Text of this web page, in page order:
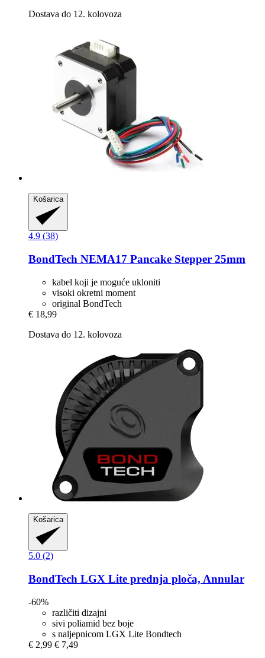
Dostava do 12. kolovoza
Košarica
4.9 (38)
BondTech NEMA17 Pancake Stepper 25mm
kabel koji je moguće ukloniti
visoki okretni moment
original BondTech
€ 18,99
Dostava do 12. kolovoza
Košarica
5.0 (2)
BondTech LGX Lite prednja ploča, Annular
-60%
različiti dizajni
sivi poliamid bez boje
s naljepnicom LGX Lite Bondtech
€ 2,99 € 7,49